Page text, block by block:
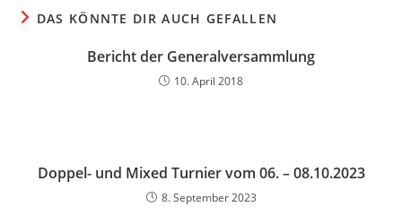
DAS KÖNNTE DIR AUCH GEFALLEN
Bericht der Generalversammlung
10. April 2018
Doppel- und Mixed Turnier vom 06. – 08.10.2023
8. September 2023